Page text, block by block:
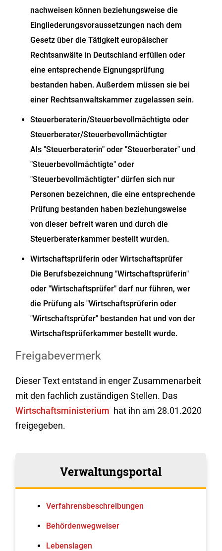
nachweisen können beziehungsweise die
Eingliederungsvoraussetzungen nach dem
Gesetz über die Tätigkeit europäischer
Rechtsanwälte in Deutschland erfüllen oder
eine entsprechende Eignungsprüfung
bestanden haben. Außerdem müssen sie bei
einer Rechtsanwaltskammer zugelassen sein.
Steuerberaterin/Steuerbevollmächtigte oder
Steuerberater/Steuerbevollmächtigter
Als "Steuerberaterin" oder "Steuerberater" und
"Steuerbevollmächtigte" oder
"Steuerbevollmächtigter" dürfen sich nur
Personen bezeichnen, die eine entsprechende
Prüfung bestanden haben beziehungsweise
von dieser befreit waren und durch die
Steuerberaterkammer bestellt wurden.
Wirtschaftsprüferin oder Wirtschaftsprüfer
Die Berufsbezeichnung "Wirtschaftsprüferin"
oder "Wirtschaftsprüfer" darf nur führen, wer
die Prüfung als "Wirtschaftsprüferin oder
"Wirtschaftsprüfer" bestanden hat und von der
Wirtschaftsprüferkammer bestellt wurde.
Freigabevermerk
Dieser Text entstand in enger Zusammenarbeit
mit den fachlich zuständigen Stellen. Das
Wirtschaftsministerium hat ihn am 28.01.2020
freigegeben.
Verwaltungsportal
Verfahrens­beschreibungen
Behördenwegweiser
Lebenslagen